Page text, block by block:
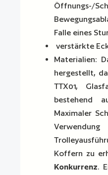
Öffnungs-/
Falle eines
verstärkte
Materialien:
hergestellt,
TTX01,
bestehend
Maximaler
Koffern zu
Konkurrenz.